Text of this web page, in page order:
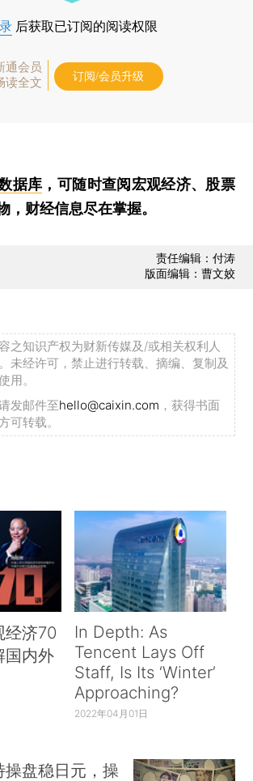
后获取已订阅的阅读权限
通会员
读全文
订阅/会员升级
据库 ，可随时查阅宏观经济、股票
，财经信息尽在掌握。
责任编辑：付涛
版面编辑：曹文姣
之知识产权为财新传媒及/或相关权利人
未经许可，禁止进行转载、摘编、复制及
用。
发邮件至hello@caixin.com ，获得书面
可转载。
经济70
国内外
In Depth: As
Tencent Lays Off
Staff, Is Its ‘Winter’
Approaching?
2022年04月01日
盘稳日元，操